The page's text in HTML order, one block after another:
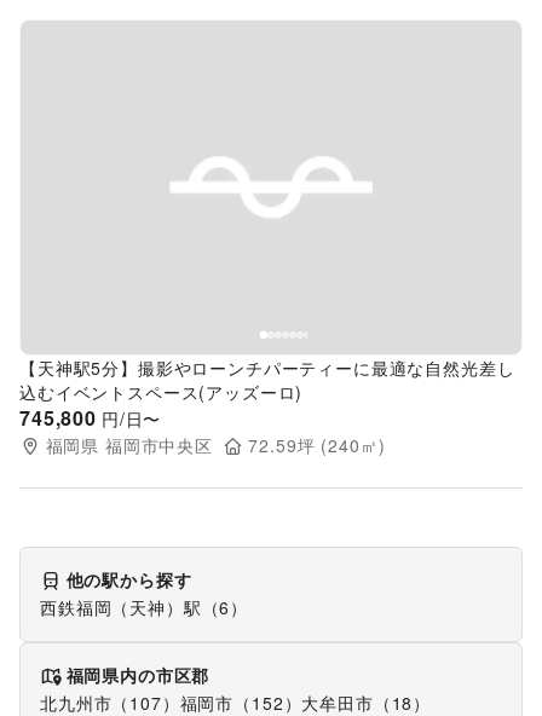
Previous slide
【天神駅5分】撮影やローンチパーティーに最適な自然光差し
込むイベントスペース(アッズーロ)
745,800 円/日〜
福岡県 福岡市中央区 72.59坪 (240 ㎡)
他の駅から探す
西鉄福岡（天神）駅 （6 ）
福岡県内の市区郡
北九州市 （ 107） 福岡市 （ 152 ） 大牟田市 （ 18 ）